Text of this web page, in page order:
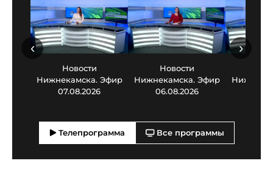
Новости
Нижнекамска. Эфир
07.08.2026
Новости
Нижнекамска. Эфир
06.08.2026
‹ ›
Телепрограмма Все программы